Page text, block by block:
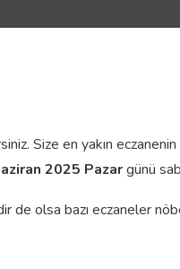
Size en yakın
2025 Pazargünü
de olsa bazı eczaneler